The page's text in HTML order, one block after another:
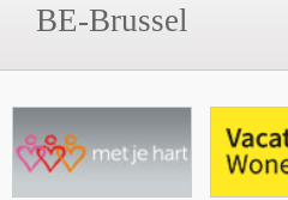
BE-Brussel